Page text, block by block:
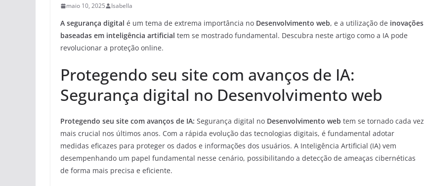
maio 10, 2025 Isabella
A segurança digital é um tema de extrema importância no Desenvolvimento web, e a utilização de inovações
baseadas em inteligência artificial tem se mostrado fundamental. Descubra neste artigo como a IA pode
revolucionar a proteção online.
Protegendo seu site com avanços de IA:
Segurança digital no Desenvolvimento web
Protegendo seu site com avanços de IA: Segurança digital no Desenvolvimento web tem se tornado cada vez
mais crucial nos últimos anos. Com a rápida evolução das tecnologias digitais, é fundamental adotar
medidas eficazes para proteger os dados e informações dos usuários. A Inteligência Artificial (IA) vem
desempenhando um papel fundamental nesse cenário, possibilitando a detecção de ameaças cibernéticas
de forma mais precisa e eficiente.